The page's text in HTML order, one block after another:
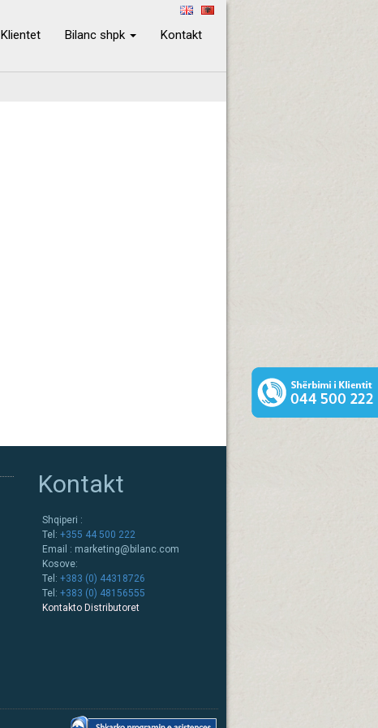
Klientet Bilanc shpk Kontakt
Kontakt
Shqiperi :
Tel: +355 44 500 222
Email : marketing@bilanc.com
Kosove:
Tel: +383 (0) 44318726
Tel: +383 (0) 48156555
Kontakto Distributoret